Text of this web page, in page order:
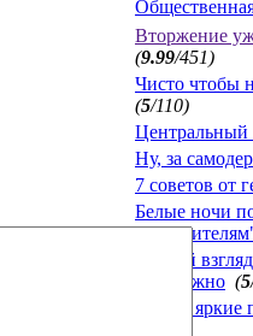
Вторжение
(9.99/451)
Чисто чтобы
(5/110)
Центральный
Ну, за
7 советов от
Белые ночи
Другой
нам нужно (5
Самые яркие